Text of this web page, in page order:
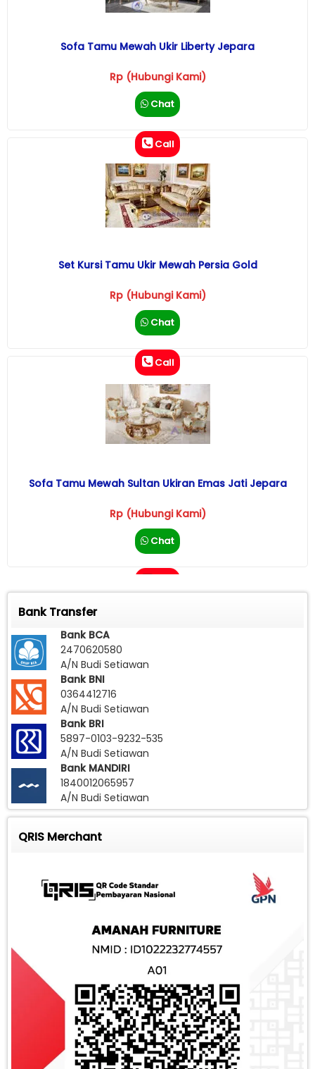
Sofa Tamu Mewah Ukir Liberty Jepara
Rp (Hubungi Kami)
Chat
Call
Set Kursi Tamu Ukir Mewah Persia Gold
Rp (Hubungi Kami)
Chat
Call
Sofa Tamu Mewah Sultan Ukiran Emas Jati Jepara
Rp (Hubungi Kami)
Chat
Bank Transfer
Bank BCA
2470620580
A/N Budi Setiawan
Bank BNI
0364412716
A/N Budi Setiawan
Bank BRI
5897-0103-9232-535
A/N Budi Setiawan
Bank MANDIRI
1840012065957
A/N Budi Setiawan
QRIS Merchant